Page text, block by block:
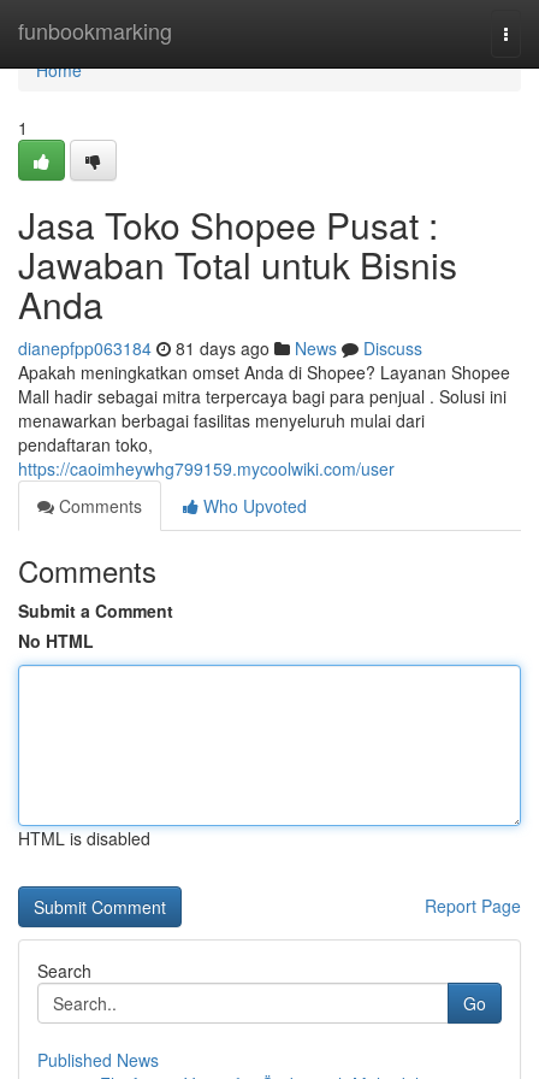
funbookmarking
Home
Home
1
Jasa Toko Shopee Pusat :
Jawaban Total untuk Bisnis
Anda
dianepfpp063184 81 days ago News
Discuss
Apakah meningkatkan omset Anda di Shopee? Layanan Shopee
Mall hadir sebagai mitra terpercaya bagi para penjual . Solusi ini
menawarkan berbagai fasilitas menyeluruh mulai dari
pendaftaran toko,
https://caoimheywhg799159.mycoolwiki.com/user
Comments
Who Upvoted
Comments
Submit a Comment
No HTML
HTML is disabled
Report Page
Search
Go
Published News